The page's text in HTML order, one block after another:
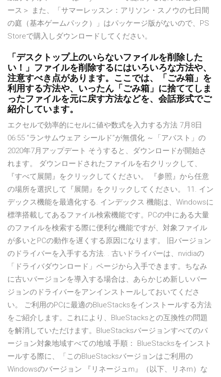
ース＞ また、「サマーレッスン：アリソン・スノウの七日間
の庭（基本ゲームパック）」はパッケージ版がないので、PS
Storeで購入しダウンロードしてください。
「デスクトップ上のいらないファイルを削除した
い！」ファイルを削除するにはいろいろな方法や、
注意すべき点があります。ここでは、「ごみ箱」を
利用する方法や、いったん「ごみ箱」に捨ててしま
ったファイルを元に戻す方法などを、会話形式でご
紹介しています。
エクセルで効率的にセルに値や数式を入力する方法 7月8日
06:55 “ランサムウェア シールド”が無償化 ～「アバスト」の
2020年7月アップデート そうすると、ダウンロードが開始さ
れます。 ダウンロードされたファイルを右クリックして、
『すべて展開』をクリックしてください。 『参照』から任意
の場所を選択して『展開』をクリックしてください。 11. イン
デックス機能を最適化する. インデックス 機能は、Windowsに
標準搭載してあるファイル検索機能です。PCの中にある大量
のファイルを検索する際に便利な機能ですが、対象ファイル
が多いとPCの動作を遅くする原因になります。 旧バージョン
のドライバーを入手する方法. . 古いドライバーは、nvidiaの
「ドライバダウンロード」ページから入手できます。ちなみ
に古いバージョンを導入する場合は、あらかじめ新しいバー
ジョンのドライバーをアンインストールしておいてくださ
い。 ご利用のPCに最適のBlueStacksをインストールする方法
をご紹介します。これにより、BlueStacksとの互換性の問題
を解消していただけます。BlueStacksバージョンすべてのバ
ージョン対象地域すべての地域 手順： BlueStacksをインスト
ールする際に、「このBlueStacksバージョンはご利用の
Windowsのバージョン 『リネージュm』（以下、リネm）な